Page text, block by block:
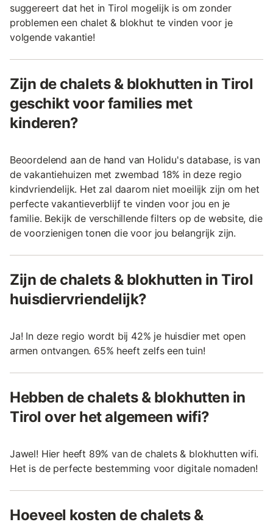
suggereert dat het in Tirol mogelijk is om zonder
problemen een chalet & blokhut te vinden voor je
volgende vakantie!
Zijn de chalets & blokhutten in Tirol
geschikt voor families met
kinderen?
Beoordelend aan de hand van Holidu's database, is van
de vakantiehuizen met zwembad 18% in deze regio
kindvriendelijk. Het zal daarom niet moeilijk zijn om het
perfecte vakantieverblijf te vinden voor jou en je
familie. Bekijk de verschillende filters op de website, die
de voorzienigen tonen die voor jou belangrijk zijn.
Zijn de chalets & blokhutten in Tirol
huisdiervriendelijk?
Ja! In deze regio wordt bij 42% je huisdier met open
armen ontvangen. 65% heeft zelfs een tuin!
Hebben de chalets & blokhutten in
Tirol over het algemeen wifi?
Jawel! Hier heeft 89% van de chalets & blokhutten wifi.
Het is de perfecte bestemming voor digitale nomaden!
Hoeveel kosten de chalets &